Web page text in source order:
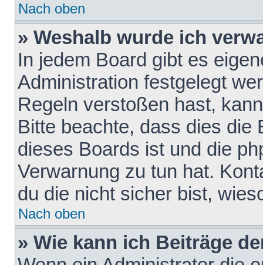
Nach oben
» Weshalb wurde ich
In jedem Board gibt es
Administration festgelegt
Regeln verstoßen hast,
Bitte beachte, dass dies die
dieses Boards ist und die
Verwarnung zu tun hat.
du die nicht sicher bist,
Nach oben
» Wie kann ich Beiträge